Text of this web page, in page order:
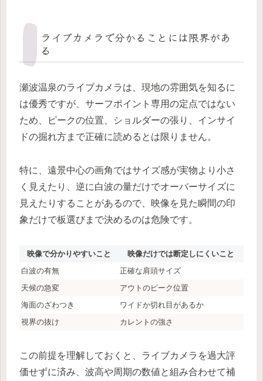
ライブカメラで分かることには限界があ
る
瀬波温泉のライブカメラは、現地の雰囲気を知るに
は優秀ですが、サーフポイント専用の定点ではない
ため、ピークの位置、ショルダーの張り、インサイ
ドの掘れ方まで正確に読めるとは限りません。
特に、遠景中心の画角ではサイズ感が実物より小さ
く見えたり、逆に白波の量だけでオーバーサイズに
見えたりすることがあるので、映像を見た瞬間の印
象だけで板選びまで決めるのは危険です。
映像で分かりやすいこと
映像だけでは断定しにくいこと
白波の有無
正確な肩頭サイズ
天候の急変
アウトのピーク位置
海面のざわつき
ワイドか切れ目があるか
視界の抜け
カレントの強さ
この前提を理解しておくと、ライブカメラを過大評
価せずに済み、波高や周期の数値と組み合わせて補